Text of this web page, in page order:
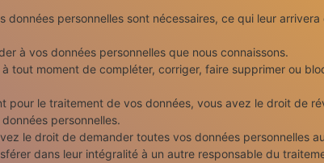
données personnelles sont nécessaires, ce qui leur arrivera
à vos données personnelles que nous connaissons.
tout moment de compléter, corriger, faire supprimer ou
pour le traitement de vos données, vous avez le droit de
personnelles.
le droit de demander toutes vos données personnelles au
dans leur intégralité à un autre responsable du